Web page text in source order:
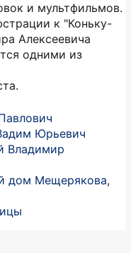
и мультфильмов.
к "Коньку-
Алексеевича
одними из
Юрьевич
Владимир
дом Мещерякова,